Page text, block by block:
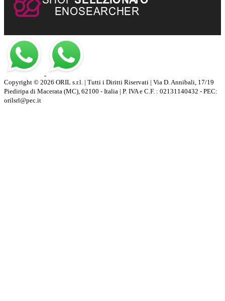
Copyright © 2026 ORIL s.r.l. | Tutti i Diritti Riservati | Via D. Annibali, 17/19
Piediripa di Macerata (MC), 62100 - Italia | P. IVA e C.F. : 02131140432 - PEC:
orilsrl@pec.it